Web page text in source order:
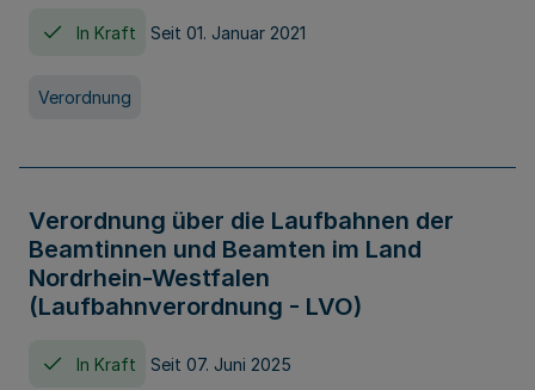
In Kraft Seit 01. Januar 2021
Verordnung
Verordnung über die Laufbahnen der
Beamtinnen und Beamten im Land
Nordrhein-Westfalen
(Laufbahnverordnung - LVO)
In Kraft Seit 07. Juni 2025